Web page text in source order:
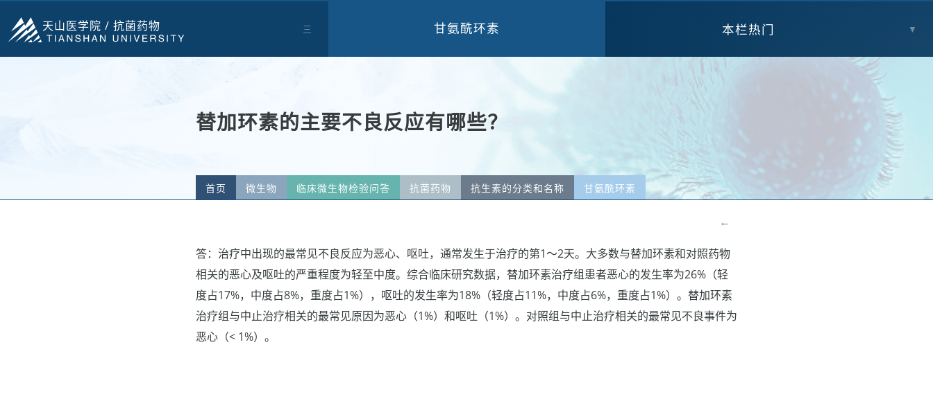
天山医学院 / 抗菌药物 三 甘氨酰环素 本栏热门 ▼
替加环素的主要不良反应有哪些？
首页 微生物 临床微生物检验问答 抗菌药物 抗生素的分类和名称 甘氨酰环素
←
答：治疗中出现的最常见不良反应为恶心、呕吐，通常发生于治疗的第1～2天。大多数与替加环素和对照药物
相关的恶心及呕吐的严重程度为轻至中度。综合临床研究数据，替加环素治疗组患者恶心的发生率为26%（轻
度占17%，中度占8%，重度占1%），呕吐的发生率为18%（轻度占11%，中度占6%，重度占1%）。替加环素
治疗组与中止治疗相关的最常见原因为恶心（1%）和呕吐（1%）。对照组与中止治疗相关的最常见不良事件为
恶心（< 1%）。